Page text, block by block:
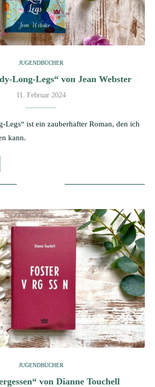
JUGENDBÜCHER
Long-Legs“ von Jean Webster
11. Februar 2024
Legs“ ist ein zauberhafter Roman, den ich
kann.
JUGENDBÜCHER
von Dianne Touchell